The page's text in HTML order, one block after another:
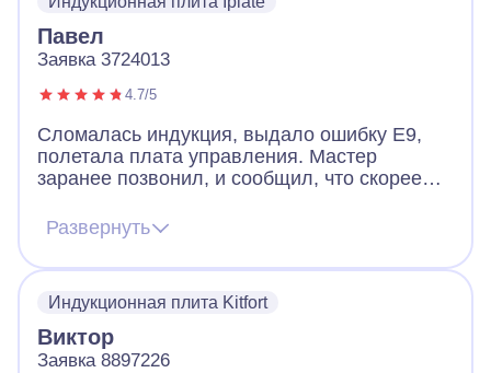
Павел
Заявка 3724013
4.7/5
Сломалась индукция, выдало ошибку Е9,
полетала плата управления. Мастер
заранее позвонил, и сообщил, что скорее
починить и без замены. Цена на платы
начинается от 12к и выше. Мастер приехал,
все продиагностировал и смог починить без
Развернуть
Индукционная плита Kitfort
Виктор
Заявка 8897226